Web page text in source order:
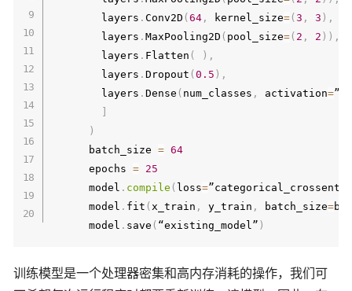
        layers
.Conv2D (64 , kernel_size=(3 , 3 ) ,
        layers
.MaxPooling2D ( pool_size=( 2 , 2 ) ) ,
        layers
. Flatten ( ) ,
        layers
.Dropout (0.5 ) ,
        layers
.Dense ( num_classes , activation=
)
      batch_size
= 64
      epochs
= 25
      model
. compile ( loss=
      model
. fit ( x_train , y_train , batch_size=
      model
. save ( “existing_model” )
训练模型是一个处理器密集和高内存消耗的操作，我们可